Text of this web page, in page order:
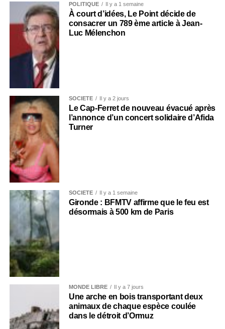
POLITIQUE Il y a 1 semaine
À court d’idées, Le Point décide de
consacrer un 789 ème article à Jean-
Luc Mélenchon
SOCIÉTÉ Il y a 2 jours
Le Cap-Ferret de nouveau évacué après
l’annonce d’un concert solidaire d’Afida
Turner
SOCIÉTÉ Il y a 1 semaine
Gironde : BFMTV affirme que le feu est
désormais à 500 km de Paris
MONDE LIBRE Il y a 7 jours
Une arche en bois transportant deux
animaux de chaque espèce coulée
dans le détroit d’Ormuz